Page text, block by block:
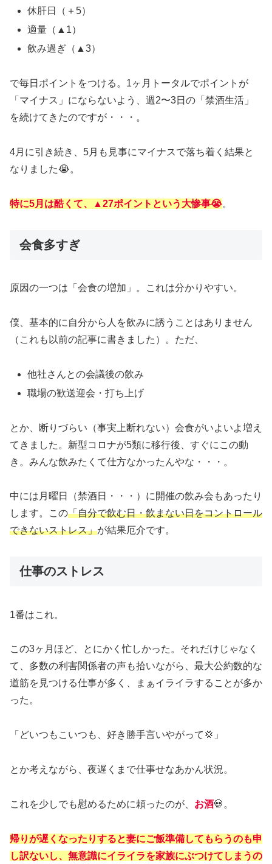
休肝日（＋5）
適量（▲1）
飲み過ぎ（▲3）
で毎日ポイントをつける。1ヶ月トータルでポイントが
「マイナス」にならないよう、週2〜3日の「禁酒生活」
を続けてきたのですが・・・。
4月に引き続き、5月も見事にマイナスで落ち着く結果と
なりました😭。
特に5月は酷くて、▲27ポイントという大惨事😭。
会食多すぎ
原因の一つは「会食の増加」。これは分かりやすい。
僕、基本的に自分から人を飲みに誘うことはありません
（これも以前の記事に書きました）。ただ、
他社さんとの会議後の飲み
職場の歓送迎会・打ち上げ
とか、断りづらい（事実上断れない）会食がいよいよ増え
てきました。新型コロナが5類に移行後、すぐにこの動
き。みんな飲みたくて仕方なかったんやな・・・。
中には月曜日（禁酒日・・・）に開催の飲み会もあったり
します。この「自分で飲む日・飲まない日をコントロール
できないストレス」が結果厄介です。
仕事のストレス
1番はこれ。
この3ヶ月ほど、とにかく忙しかった。それだけじゃなく
て、多数の利害関係者の声も拾いながら、最大公約数的な
道筋を見つける仕事が多く、まぁイライラすることが多か
った。
「どいつもこいつも、好き勝手言いやがって💢」
とか考えながら、夜遅くまで仕事せなあかん状況。
これを少しでも慰めるために頼ったのが、 お酒💀。
帰りが遅くなったりすると妻にご飯準備してもらうのも申
し訳ないし、無意識にイライラを家族にぶつけてしまうの